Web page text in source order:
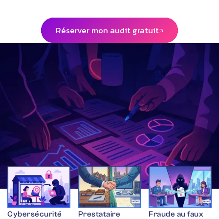
Réserver mon audit gratuit
Réserver mon audit gratuit
RETROUVEZ NOS ARTICLES
Plus d'informations sur notre
blog
Cybersécurité Prestataire Fraude au faux